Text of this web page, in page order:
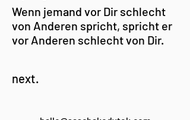
Wenn jemand vor Dir schlecht
von Anderen spricht, spricht er
vor Anderen schlecht von Dir.
next.